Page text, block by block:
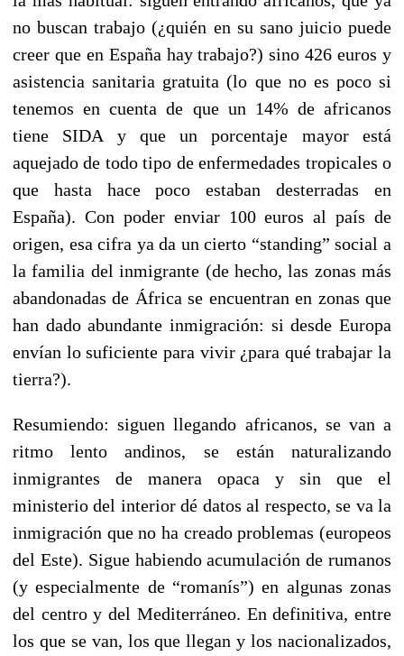
no buscan trabajo (¿quién en su sano juicio puede
creer que en España hay trabajo?) sino 426 euros y
asistencia sanitaria gratuita (lo que no es poco si
tenemos en cuenta de que un 14% de africanos
tiene SIDA y que un porcentaje mayor está
aquejado de todo tipo de enfermedades tropicales o
que hasta hace poco estaban desterradas en
España). Con poder enviar 100 euros al país de
origen, esa cifra ya da un cierto “standing” social a
la familia del inmigrante (de hecho, las zonas más
abandonadas de África se encuentran en zonas que
han dado abundante inmigración: si desde Europa
envían lo suficiente para vivir ¿para qué trabajar la
tierra?).
Resumiendo: siguen llegando africanos, se van a
ritmo lento andinos, se están naturalizando
inmigrantes de manera opaca y sin que el
ministerio del interior dé datos al respecto, se va la
inmigración que no ha creado problemas (europeos
del Este). Sigue habiendo acumulación de rumanos
(y especialmente de “romanís”) en algunas zonas
del centro y del Mediterráneo. En definitiva, entre
los que se van, los que llegan y los nacionalizados,